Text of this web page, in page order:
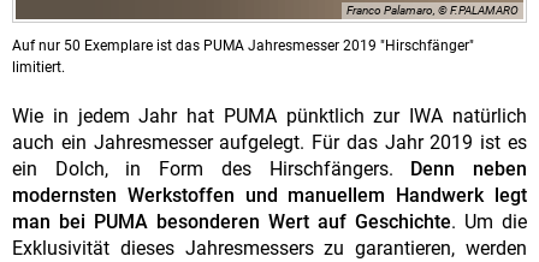
Franco Palamaro, © F.PALAMARO
Auf nur 50 Exemplare ist das PUMA Jahresmesser 2019 "Hirschfänger"
limitiert.
Wie in jedem Jahr hat PUMA pünktlich zur IWA natürlich
auch ein Jahresmesser aufgelegt. Für das Jahr 2019 ist es
ein Dolch, in Form des Hirschfängers.
Denn neben
modernsten Werkstoffen und manuellem Handwerk legt
man bei PUMA besonderen Wert auf Geschichte. Um die
Exklusivität dieses Jahresmessers zu garantieren, werden